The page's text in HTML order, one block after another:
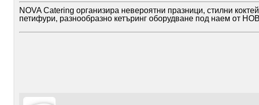
NOVA Catering организира невероятни празници, стилни
петифури, разнообразно кетъринг оборудване под наем от